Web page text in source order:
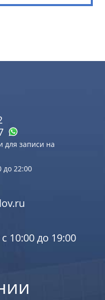
для записи на
до 22:00
10:00 до 19:00